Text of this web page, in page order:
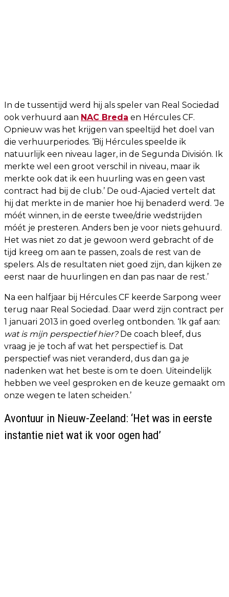
In de tussentijd werd hij als speler van Real Sociedad
ook verhuurd aan NAC Breda en Hércules CF.
Opnieuw was het krijgen van speeltijd het doel van
die verhuurperiodes. ‘Bij Hércules speelde ik
natuurlijk een niveau lager, in de Segunda División. Ik
merkte wel een groot verschil in niveau, maar ik
merkte ook dat ik een huurling was en geen vast
contract had bij de club.’ De oud-Ajacied vertelt dat
hij dat merkte in de manier hoe hij benaderd werd. ‘Je
móét winnen, in de eerste twee/drie wedstrijden
móét je presteren. Anders ben je voor niets gehuurd.
Het was niet zo dat je gewoon werd gebracht of de
tijd kreeg om aan te passen, zoals de rest van de
spelers. Als de resultaten niet goed zijn, dan kijken ze
eerst naar de huurlingen en dan pas naar de rest.’
Na een halfjaar bij Hércules CF keerde Sarpong weer
terug naar Real Sociedad. Daar werd zijn contract per
1 januari 2013 in goed overleg ontbonden. ‘Ik gaf aan:
wat is mijn perspectief hier? De coach bleef, dus
vraag je je toch af wat het perspectief is. Dat
perspectief was niet veranderd, dus dan ga je
nadenken wat het beste is om te doen. Uiteindelijk
hebben we veel gesproken en de keuze gemaakt om
onze wegen te laten scheiden.’
Avontuur in Nieuw-Zeeland: ‘Het was in eerste
instantie niet wat ik voor ogen had’